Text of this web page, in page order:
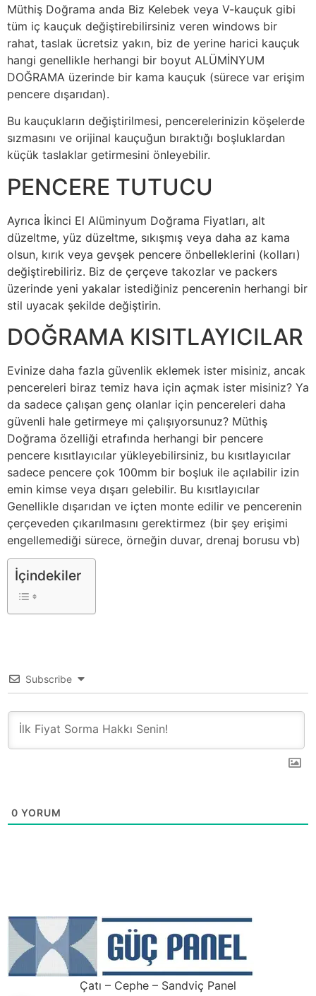
Müthiş Doğrama anda Biz Kelebek veya V-kauçuk gibi
tüm iç kauçuk değiştirebilirsiniz veren windows bir
rahat, taslak ücretsiz yakın, biz de yerine harici kauçuk
hangi genellikle herhangi bir boyut ALÜMİNYUM
DOĞRAMA üzerinde bir kama kauçuk (sürece var erişim
pencere dışarıdan).
Bu kauçukların değiştirilmesi, pencerelerinizin köşelerde
sızmasını ve orijinal kauçuğun bıraktığı boşluklardan
küçük taslaklar getirmesini önleyebilir.
PENCERE TUTUCU
Ayrıca İkinci El Alüminyum Doğrama Fiyatları, alt
düzeltme, yüz düzeltme, sıkışmış veya daha az kama
olsun, kırık veya gevşek pencere önbelleklerini (kolları)
değiştirebiliriz. Biz de çerçeve takozlar ve packers
üzerinde yeni yakalar istediğiniz pencerenin herhangi bir
stil uyacak şekilde değiştirin.
DOĞRAMA KISITLAYICILAR
Evinize daha fazla güvenlik eklemek ister misiniz, ancak
pencereleri biraz temiz hava için açmak ister misiniz? Ya
da sadece çalışan genç olanlar için pencereleri daha
güvenli hale getirmeye mi çalışıyorsunuz? Müthiş
Doğrama özelliği etrafında herhangi bir pencere
pencere kısıtlayıcılar yükleyebilirsiniz, bu kısıtlayıcılar
sadece pencere çok 100mm bir boşluk ile açılabilir izin
emin kimse veya dışarı gelebilir. Bu kısıtlayıcılar
Genellikle dışarıdan ve içten monte edilir ve pencerenin
çerçeveden çıkarılmasını gerektirmez (bir şey erişimi
engellemediği sürece, örneğin duvar, drenaj borusu vb)
İçindekiler
Subscribe
0 YORUM
Çatı – Cephe – Sandviç Panel